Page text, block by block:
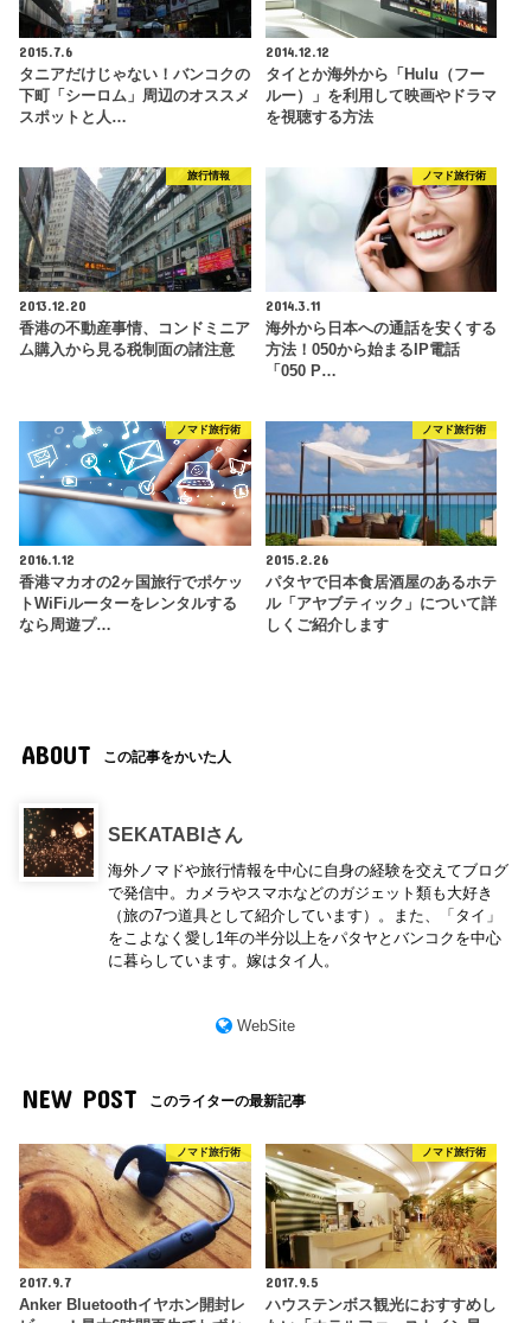
2015.7.6
タニアだけじゃない！バンコクの
下町「シーロム」周辺のオススメ
スポットと人…
2014.12.12
タイとか海外から「Hulu（フー
ルー）」を利用して映画やドラマ
を視聴する方法
旅行情報
2013.12.20
香港の不動産事情、コンドミニア
ム購入から見る税制面の諸注意
ノマド旅行術
2014.3.11
海外から日本への通話を安くする
方法！050から始まるIP電話
「050 P…
ノマド旅行術
2016.1.12
香港マカオの2ヶ国旅行でポケッ
トWiFiルーターをレンタルする
なら周遊プ…
ノマド旅行術
2015.2.26
パタヤで日本食居酒屋のあるホテ
ル「アヤブティック」について詳
しくご紹介します
ABOUT この記事をかいた人
SEKATABIさん
海外ノマドや旅行情報を中心に自身の経験を交えてブログ
で発信中。カメラやスマホなどのガジェット類も大好き
（旅の7つ道具として紹介しています）。また、「タイ」
をこよなく愛し1年の半分以上をパタヤとバンコクを中心
に暮らしています。嫁はタイ人。
WebSite
NEW POST このライターの最新記事
ノマド旅行術
2017.9.7
Anker Bluetoothイヤホン開封レ
ノマド旅行術
2017.9.5
ハウステンボス観光におすすめし